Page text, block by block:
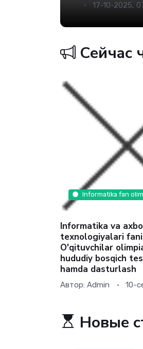
17-10-2025,
Сейчас
Informatika fan
Informatika va
texnologiyalari
O'qituvchilar
hududiy bosqich
hamda dasturlash
Автор: Admin 10-
Новые